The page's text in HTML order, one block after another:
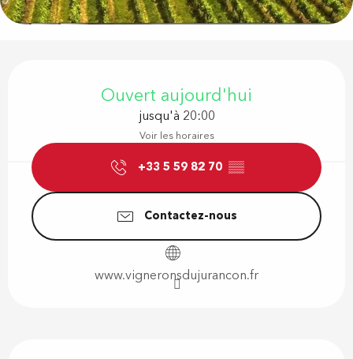
Ouvert aujourd'hui
jusqu'à 20:00
Voir les horaires
+33 5 59 82 70 ▒▒
Contactez-nous
www.vigneronsdujurancon.fr